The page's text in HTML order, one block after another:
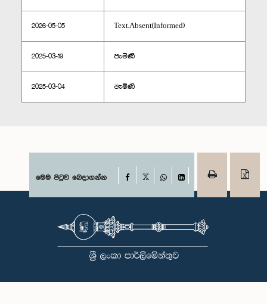
2026-05-05 Text.Absent(Informed)
2025-03-19 පැමිණි
2025-03-04 පැමිණි
මෙම පිටුව බෙදාගන්න Facebook
WhatsAppLinkedIn